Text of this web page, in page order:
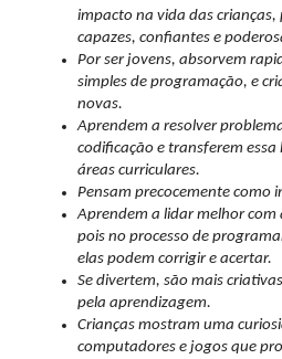
impacto na vida das crianças,
capazes, confiantes e
Por ser jovens, absorvem
simples de programação, e
novas.
Aprendem a resolver
codificação e transferem
áreas curriculares.
Pensam precocemente como
Aprendem a lidar melhor com
pois no processo de
elas podem corrigir e acertar.
Se divertem, são mais
pela aprendizagem.
Crianças mostram uma
computadores e jogos que